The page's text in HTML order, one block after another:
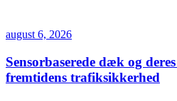
august 6, 2026
Sensorbaserede dæk og
fremtidens trafiksikkerhed